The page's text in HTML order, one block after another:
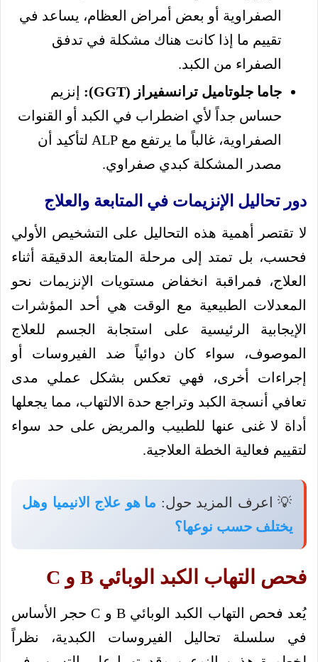
الصفراوية أو بعض أمراض العظام، يساعد في
تقييم ما إذا كانت هناك مشكلة في تدفق
الصفراء من الكبد.
جاما جلوتاميل ترانسفيراز (GGT):
إنزيم
حساس جداً لأي اضطراب في الكبد أو القنوات
الصفراوية، غالباً ما يرتفع مع ALP لتأكيد أن
مصدر المشكلة كبدي صفراوي.
دور تحاليل الإنزيمات في المتابعة والعلاج
لا تقتصر أهمية هذه التحاليل على التشخيص الأولي
فحسب، بل تمتد إلى مرحلة المتابعة الدقيقة أثناء
العلاج، فمراقبة انخفاض مستويات الإنزيمات نحو
المعدلات الطبيعية مع الوقت هي أحد المؤشرات
الإيجابية الرئيسية على استجابة الجسم للعلاج
الموصوف، سواء كان دوائياً ضد الفيروسات أو
إجراءات أخرى، فهي تعكس بشكل عملي مدى
تعافي أنسجة الكبد وتراجع حدة الالتهاب، مما يجعلها
أداة لا غنى عنها للطبيب والمريض على حد سواء
لتقييم فعالية الخطة العلاجية.
💡 اعرف المزيد حول: ما هو علاج الانيميا وهل
يختلف حسب نوعها؟
فحص التهاب الكبد الوبائي B و C
يُعد فحص التهاب الكبد الوبائي B و C حجر الأساس
في سلسلة تحاليل الفيروسات الكبدية، نظراً